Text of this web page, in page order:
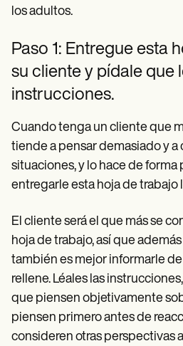
los adultos.
Paso 1: Entregue esta
su cliente y pídale que
instrucciones.
Cuando tenga un cliente que
tiende a pensar demasiado y a
situaciones, y lo hace de
entregarle esta hoja de trabajo
El cliente será el que más se
hoja de trabajo, así que
también es mejor informarle
rellene. Léales las
que piensen objetivamente
piensen primero antes de
consideren otras perspectivas